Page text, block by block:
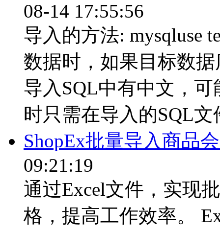
08-14 17:55:56
导入的方法: mysqluse
数据时，如果目标数
导入SQL中有中文，
时只需在导入的SQL
ShopEx批量导入商品
09:21:19
通过Excel文件，实现
格，提高工作效率。